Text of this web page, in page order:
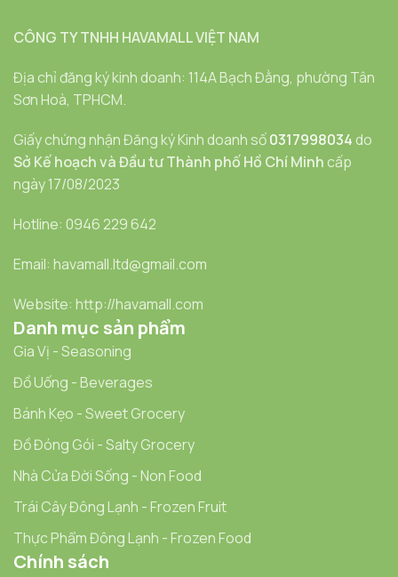
CÔNG TY TNHH HAVAMALL VIỆT NAM
Địa chỉ đăng ký kinh doanh: 114A Bạch Đằng, phường Tân
Sơn Hoà, TPHCM.
Giấy chứng nhận Đăng ký Kinh doanh số0317998034 do
Sở Kế hoạch và Đầu tư Thành phố Hồ Chí Minh cấp
ngày 17/08/2023
Hotline: 0946 229 642
Email: havamall.ltd@gmail.com
Website: http://havamall.com
Danh mục sản phẩm
Gia Vị - Seasoning
Đồ Uống - Beverages
Bánh Kẹo - Sweet Grocery
Đồ Đóng Gói - Salty Grocery
Nhà Cửa Đời Sống - Non Food
Trái Cây Đông Lạnh - Frozen Fruit
Thực Phẩm Đông Lạnh - Frozen Food
Chính sách